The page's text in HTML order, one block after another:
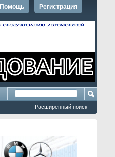
Регистрация
Помощь
Расширенный поиск